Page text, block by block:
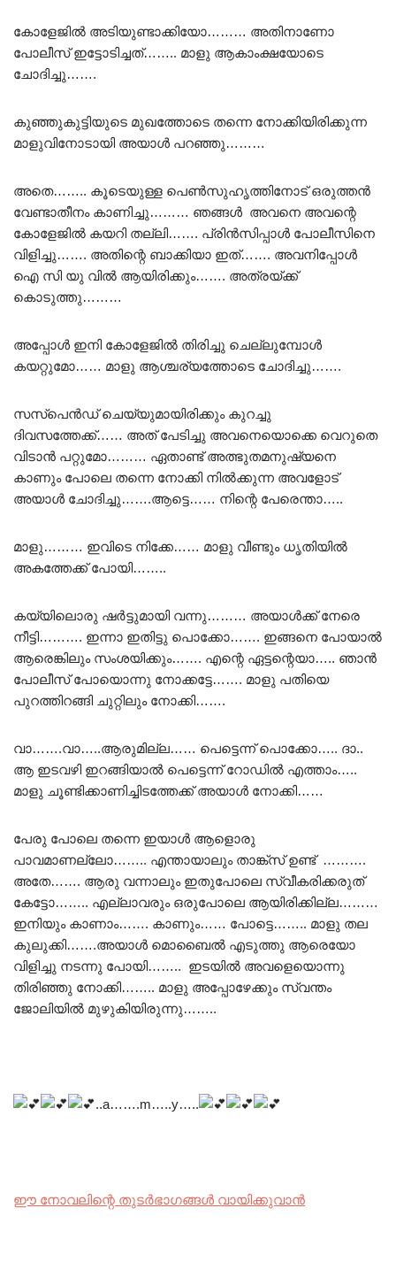
കോളേജിൽ അടിയുണ്ടാക്കിയോ……… അതിനാണോ
പോലീസ് ഇട്ടോടിച്ചത്…….. മാളു ആകാംക്ഷയോടെ
ചോദിച്ചു…….
കുഞ്ഞുകുട്ടിയുടെ മുഖത്തോടെ തന്നെ നോക്കിയിരിക്കുന്ന
മാളുവിനോടായി അയാൾ പറഞ്ഞു………
അതെ…….. കൂടെയുള്ള പെൺസുഹൃത്തിനോട് ഒരുത്തൻ
വേണ്ടാതീനം കാണിച്ചു……… ഞങ്ങൾ അവനെ അവന്റെ
കോളേജിൽ കയറി തല്ലി……. പ്രിൻസിപ്പാൾ പോലീസിനെ
വിളിച്ചു……. അതിന്റെ ബാക്കിയാ ഇത്……. അവനിപ്പോൾ
ഐ സി യു വിൽ ആയിരിക്കും……. അത്രയ്ക്ക്
കൊടുത്തു………
അപ്പോൾ ഇനി കോളേജിൽ തിരിച്ചു ചെല്ലുമ്പോൾ
കയറ്റുമോ…… മാളു ആശ്ചര്യത്തോടെ ചോദിച്ചു…….
സസ്‌പെൻഡ് ചെയ്യുമായിരിക്കും കുറച്ചു
ദിവസത്തേക്ക്…… അത് പേടിച്ചു അവനെയൊക്കെ വെറുതെ
വിടാൻ പറ്റുമോ……… ഏതാണ്ട് അത്ഭുതമനുഷ്യനെ
കാണും പോലെ തന്നെ നോക്കി നിൽക്കുന്ന അവളോട്
അയാൾ ചോദിച്ചു…….ആട്ടെ…… നിന്റെ പേരെന്താ…..
മാളു……… ഇവിടെ നിക്കേ…… മാളു വീണ്ടും ധൃതിയിൽ
അകത്തേക്ക് പോയി……..
കയ്യിലൊരു ഷർട്ടുമായി വന്നു……… അയാൾക്ക് നേരെ
നീട്ടി………. ഇന്നാ ഇതിട്ടു പൊക്കോ……. ഇങ്ങനെ പോയാൽ
ആരെങ്കിലും സംശയിക്കും……. എന്റെ ഏട്ടന്റെയാ….. ഞാൻ
പോലീസ് പോയൊന്നു നോക്കട്ടേ……. മാളു പതിയെ
പുറത്തിറങ്ങി ചുറ്റിലും നോക്കി…….
വാ…….വാ…..ആരുമില്ല…… പെട്ടെന്ന് പൊക്കോ….. ദാ..
ആ ഇടവഴി ഇറങ്ങിയാൽ പെട്ടെന്ന് റോഡിൽ എത്താം…..
മാളു ചൂണ്ടിക്കാണിച്ചിടത്തേക്ക് അയാൾ നോക്കി……
പേരു പോലെ തന്നെ ഇയാൾ ആളൊരു
പാവമാണല്ലോ…….. എന്തായാലും താങ്ക്സ് ഉണ്ട് ……….
അതേ……. ആരു വന്നാലും ഇതുപോലെ സ്വീകരിക്കരുത്
കേട്ടോ…….. എല്ലാവരും ഒരുപോലെ ആയിരിക്കില്ല………
ഇനിയും കാണാം……. കാണും…… പോട്ടെ…….. മാളു തല
കുലുക്കി…….അയാൾ മൊബൈൽ എടുത്തു ആരെയോ
വിളിച്ചു നടന്നു പോയി…….. ഇടയിൽ അവളെയൊന്നു
തിരിഞ്ഞു നോക്കി…….. മാളു അപ്പോഴേക്കും സ്വന്തം
ജോലിയിൽ മുഴുകിയിരുന്നു……..
..a…….m…..y…..
ഈ നോവലിന്റെ തുടർഭാഗങ്ങൾ വായിക്കുവാൻ